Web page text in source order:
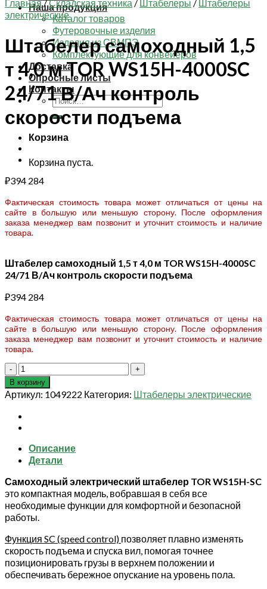
Наша продукция
Каталог товаров
Футеровочные изделия
Изделия из СВМПЭ
Комплектующие для конвейеров
Доставка
Опросные листы
Контакты
Искать:
Корзина
Корзина пуста.
Главная/Складская техника / Штабелеры / Штабелеры
электрические
Штабелер самоходный 1,5
т 4,0 м TOR WS15H-4000SC
24/71 В/Ач контроль
скорости подъема
₽394 284
Фактическая стоимость товара может отличаться от цены на
сайте в большую или меньшую сторону. После оформления
заказа менеджер вам позвонит и уточнит стоимость и наличие
товара.
Штабелер самоходный 1,5 т 4,0 м TOR WS15H-4000SC
24/71 В/Ач контроль скорости подъема
₽394 284
Фактическая стоимость товара может отличаться от цены на
сайте в большую или меньшую сторону. После оформления
заказа менеджер вам позвонит и уточнит стоимость и наличие
товара.
Количество
товара
Штабелер
самоходный
1,5
т
м
TOR
4000SC
24/71
В/
Ач
скорости
подъема
В корзину
Артикул: 1049222 Категория: Штабелеры электрические
Описание
Детали
Самоходный электрический штабелер TOR WS15H-SC
это компактная модель, вобравшая в себя все
необходимые функции для комфортной и безопасной
работы.
Функция SC (speed control) позволяет плавно изменять
скорость подъема и спуска вил, помогая точнее
позиционировать грузы в верхнем положении и
обеспечивать бережное опускание на уровень пола.